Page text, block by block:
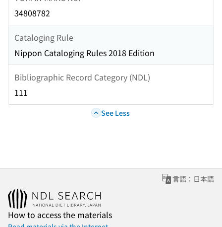
34808782
Cataloging Rule
Nippon Cataloging Rules 2018 Edition
Bibliographic Record Category (NDL)
111
See Less
言語：日本語
How to access the materials